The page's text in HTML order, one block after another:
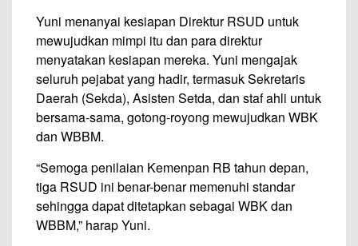
Yuni menanyai kesiapan Direktur RSUD untuk
mewujudkan mimpi itu dan para direktur
menyatakan kesiapan mereka. Yuni mengajak
seluruh pejabat yang hadir, termasuk Sekretaris
Daerah (Sekda), Asisten Setda, dan staf ahli untuk
bersama-sama, gotong-royong mewujudkan WBK
dan WBBM.
“Semoga penilaian Kemenpan RB tahun depan,
tiga RSUD ini benar-benar memenuhi standar
sehingga dapat ditetapkan sebagai WBK dan
WBBM,” harap Yuni.